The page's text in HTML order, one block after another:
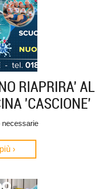
RIAPRIRA' AL
'CASCIONE'
necessarie
›